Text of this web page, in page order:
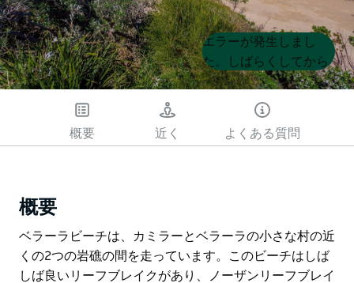
Product
List
Product
List
エラーが発生しまし
た。しばらくしてから
もう一度試してくださ
概要 近く よくある質問
概要
ベラーラビーチは、カミラーとベラーラの小さな村の近
くの2つの岩礁の間を走っています。このビーチはしば
しば良いリーフブレイクがあり、ノーザンリーフブレイ